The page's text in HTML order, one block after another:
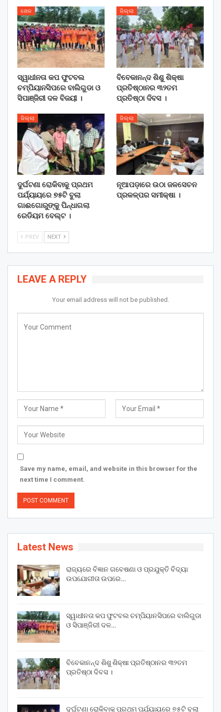
ଖେଳ
ସ୍ୱାଧୀନତା କପ ଫୁଟବଲ
ଚମ୍ପିୟାନସିପରେ ବାଲିଗୁଡା ଓ
ସିପାଞ୍ଜିରୀ ଦଳ ବିଜୟୀ ।
ଜିଲ୍ଲା
ବିବେକାନନ୍ଦ ଶିଶୁ ଶିକ୍ଷା
ପ୍ରତିଷ୍ଠାନର ୩୨ତମ
ପ୍ରତିଷ୍ଠା ଦିବସ ।
ଜିଲ୍ଲା
ଦୁର୍ଘଟଣା ରୋକିବାକୁ ପ୍ରଥମ
ପର୍ଯ୍ୟାୟରେ ୭୫ଟି ବୁଲା
ଗାଈଗୋରୁଙ୍କୁ ପିନ୍ଧାଗଲା
ରେଡିୟମ ବେଲ୍ଟ ।
ଜିଲ୍ଲା
ନୂଆପଡ଼ାରେ ଉଠା ଜଳସେଚନ
ପ୍ରକଳ୍ପର ସମୀକ୍ଷା ।
PREV NEXT
LEAVE A REPLY
Your email address will not be published.
Save my name, email, and website in this browser for the
next time I comment.
Latest News
ରାଜ୍ୟରେ ବିଜ୍ଞାନ ଗବେଷଣା ଓ ପ୍ରଯୁକ୍ତି ବିଦ୍ୟା
ଉପଯୋଗୀତା ଉପରେ…
ସ୍ୱାଧୀନତା କପ ଫୁଟବଲ ଚମ୍ପିୟାନସିପରେ ବାଲିଗୁଡା
ଓ ସିପାଞ୍ଜିରୀ ଦଳ…
ବିବେକାନନ୍ଦ ଶିଶୁ ଶିକ୍ଷା ପ୍ରତିଷ୍ଠାନର ୩୨ତମ
ପ୍ରତିଷ୍ଠା ଦିବସ ।
ଦୁର୍ଘଟଣା ରୋକିବାକୁ ପ୍ରଥମ ପର୍ଯ୍ୟାୟରେ ୭୫ଟି ବୁଲା